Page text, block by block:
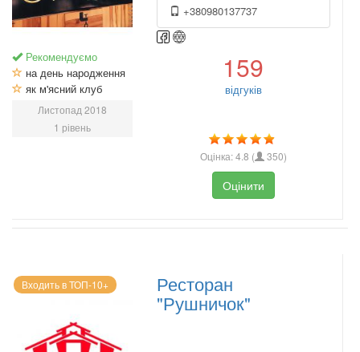
Рекомендуємо
на день народження
як м'ясний клуб
Листопад 2018
1 рівень
+380980137737
159
відгуків
Оцінка:4.8 ( 350)
Оцінити
Входить в ТОП-10+ Ресторан
"Рушничок"